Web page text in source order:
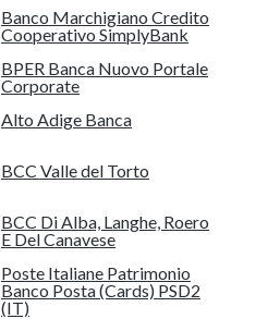
Banco Marchigiano Credito
Cooperativo SimplyBank
BPER Banca Nuovo Portale
Corporate
Alto Adige Banca
BCC Valle del Torto
BCC Di Alba, Langhe, Roero
E Del Canavese
Poste Italiane Patrimonio
Banco Posta (Cards) PSD2
(IT)